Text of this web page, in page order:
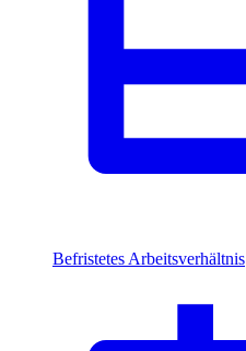
Befristetes Arbeitsverhältnis